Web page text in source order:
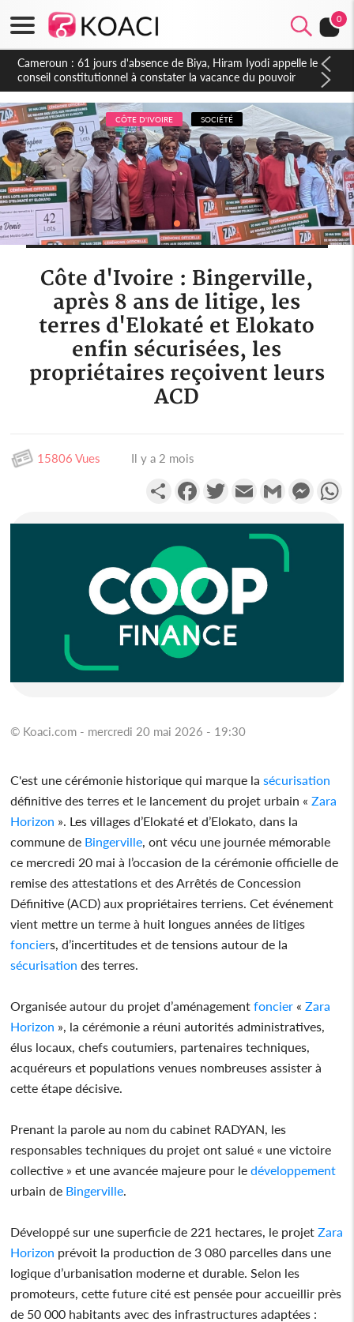
0
Côte d'Ivoire : Fin de la pagaille au PDCI-RDA, Lessiehi bannit
les mouvements sauvages
CÔTE D'IVOIRE SOCIÉTÉ
Côte d'Ivoire : Bingerville,
après 8 ans de litige, les
terres d'Elokaté et Elokato
enfin sécurisées, les
propriétaires reçoivent leurs
ACD
15806 Vues Il y a 2 mois
PartagerFacebookTwitterEmail Gmail
© Koaci.com - mercredi 20 mai 2026 - 19:30
C'est une cérémonie historique qui marque la sécurisation
définitive des terres et le lancement du projet urbain « Zara
Horizon ». Les villages d’Elokaté et d’Elokato, dans la
commune de Bingerville , ont vécu une journée mémorable
ce mercredi 20 mai à l’occasion de la cérémonie officielle de
remise des attestations et des Arrêtés de Concession
Définitive (ACD) aux propriétaires terriens. Cet événement
vient mettre un terme à huit longues années de litiges
fonciers, d’incertitudes et de tensions autour de la
sécurisation des terres.
Organisée autour du projet d’aménagement foncier « Zara
Horizon », la cérémonie a réuni autorités administratives,
élus locaux, chefs coutumiers, partenaires techniques,
acquéreurs et populations venues nombreuses assister à
cette étape décisive.
Prenant la parole au nom du cabinet RADYAN, les
responsables techniques du projet ont salué « une victoire
collective » et une avancée majeure pour le développement
urbain de Bingerville
Développé sur une superficie de 221 hectares, le projet Zara
Horizon prévoit la production de 3 080 parcelles dans une
logique d’urbanisation moderne et durable. Selon les
promoteurs, cette future cité est pensée pour accueillir près
de 50 000 habitants avec des infrastructures adaptées :